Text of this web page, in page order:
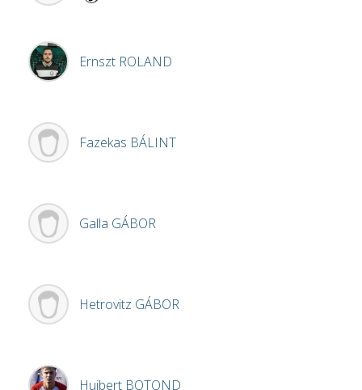
Ernszt ROLAND
Fazekas BÁLINT
Galla GÁBOR
Hetrovitz GÁBOR
Hujbert BOTOND